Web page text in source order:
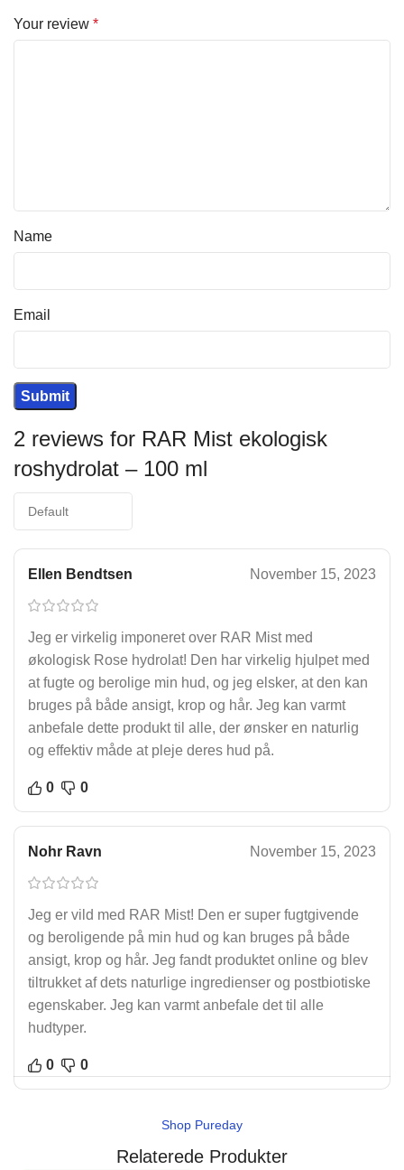
2 reviews for RAR Mist ekologisk
roshydrolat – 100 ml
Ellen Bendtsen November 15, 2023
Jeg er virkelig imponeret over RAR Mist med
økologisk Rose hydrolat! Den har virkelig hjulpet med
at fugte og berolige min hud, og jeg elsker, at den kan
bruges på både ansigt, krop og hår. Jeg kan varmt
anbefale dette produkt til alle, der ønsker en naturlig
og effektiv måde at pleje deres hud på.
0 0
Nohr Ravn November 15, 2023
Jeg er vild med RAR Mist! Den er super fugtgivende
og beroligende på min hud og kan bruges på både
ansigt, krop og hår. Jeg fandt produktet online og blev
tiltrukket af dets naturlige ingredienser og postbiotiske
egenskaber. Jeg kan varmt anbefale det til alle
hudtyper.
0 0
Your review *
Name
Email
Shop Pureday
Relaterede Produkter